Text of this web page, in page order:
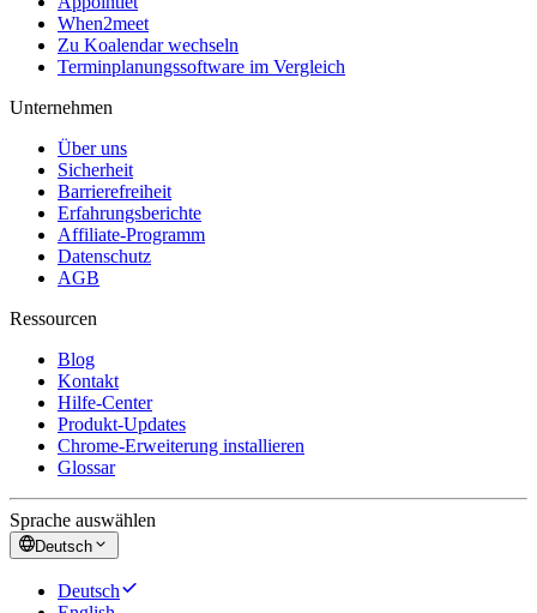
When2meet
Zu Koalendar wechseln
Terminplanungssoftware im Vergleich
Unternehmen
Über uns
Sicherheit
Barrierefreiheit
Erfahrungsberichte
Affiliate-Programm
Datenschutz
AGB
Ressourcen
Blog
Kontakt
Hilfe-Center
Produkt-Updates
Chrome-Erweiterung installieren
Glossar
Sprache auswählen
Deutsch
Deutsch